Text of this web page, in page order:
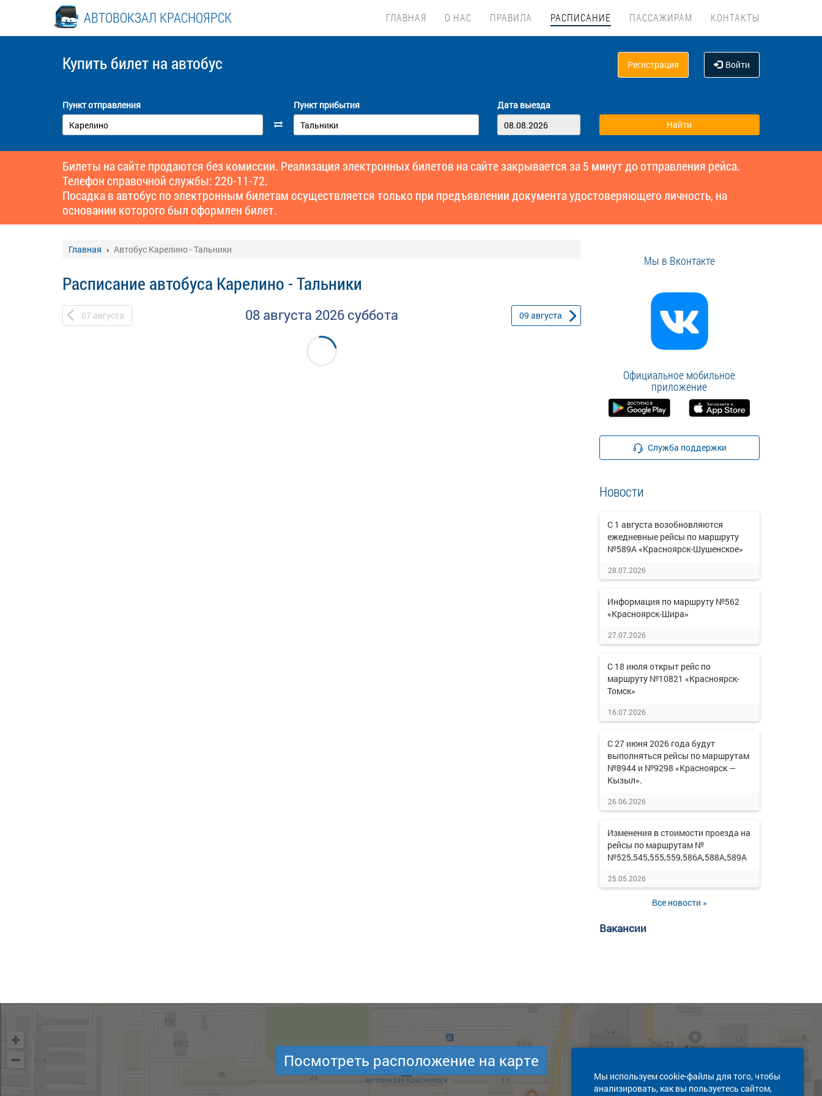
АВТОВОКЗАЛ КРАСНОЯРСК ГЛАВНАЯ О НАС ПРАВИЛА РАСПИСАНИЕ ПАССАЖИРАМ КОНТАКТЫ
Купить билет на автобус Регистрация Войти
Пункт отправления Пункт прибытия Дата выезда
Билеты на сайте продаются без комиссии. Реализация электронных билетов на сайте закрывается за 5 минут до отправления рейса.
Телефон справочной службы: 220-11-72.
Посадка в автобус по электронным билетам осуществляется только при предъявлении документа удостоверяющего личность, на
основании которого был оформлен билет.
Главная Автобус Карелино - Тальники
Расписание автобуса Карелино - Тальники
07 августа 08 августа 2026 суббота 09 августа
Мы в Вконтакте
Официальное мобильное
приложение
Служба поддержки
Новости
С 1 августа возобновляются
ежедневные рейсы по маршруту
№589А «Красноярск-Шушенское»
28.07.2026
Информация по маршруту №562
«Красноярск-Шира»
27.07.2026
С 18 июля открыт рейс по
маршруту №10821 «Красноярск-
Томск»
16.07.2026
С 27 июня 2026 года будут
выполняться рейсы по маршрутам
№8944 и №9298 «Красноярск —
Кызыл».
26.06.2026
Изменения в стоимости проезда на
рейсы по маршрутам №
№525,545,555,559,586А,588А,589А
25.05.2026
Все новости »
Вакансии
Мы используем cookie-файлы для того, чтобы
анализировать, как вы пользуетесь сайтом,
Посмотреть расположение на карте